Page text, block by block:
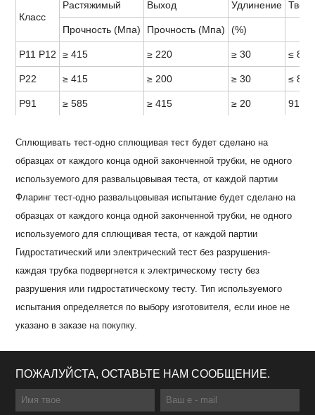
Класс
Растяжимый Выход Удлинение
Прочность (Мпа) Прочность (Мпа) (%)
Р11 Р12 ≥ 415 ≥ 220 ≥ 30 ≤
Р22 ≥ 415 ≥ 200 ≥ 30 ≤
Р91 ≥ 585 ≥ 415 ≥ 20
Сплющивать тест-одно сплющивая тест будет сделано на
образцах от каждого конца одной законченной трубки, не одного
используемого для развальцовывая теста, от каждой партии
Фларинг тест-одно развальцовывая испытание будет сделано на
образцах от каждого конца одной законченной трубки, не одного
используемого для сплющивая теста, от каждой партии
Гидростатический или электрический тест без разрушения-
каждая трубка подвергнется к электрическому тесту без
разрушения или гидростатическому тесту. Тип используемого
испытания определяется по выбору изготовителя, если иное не
указано в заказе на покупку.
ПОЖАЛУЙСТА, ОСТАВЬТЕ НАМ СООБЩЕНИЕ.